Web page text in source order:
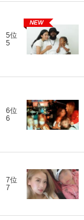
5位
5
NEW
6位
6
7位
7